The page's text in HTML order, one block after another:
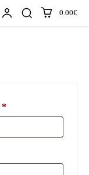
0.00€
*Obligatorio